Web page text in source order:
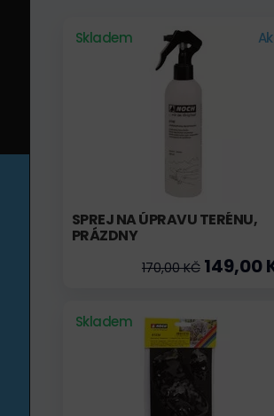
Skladem
SPREJ NA ÚPRAVU TERÉNU,
PRÁZDNY
170,00 KČ149,00
Skladem